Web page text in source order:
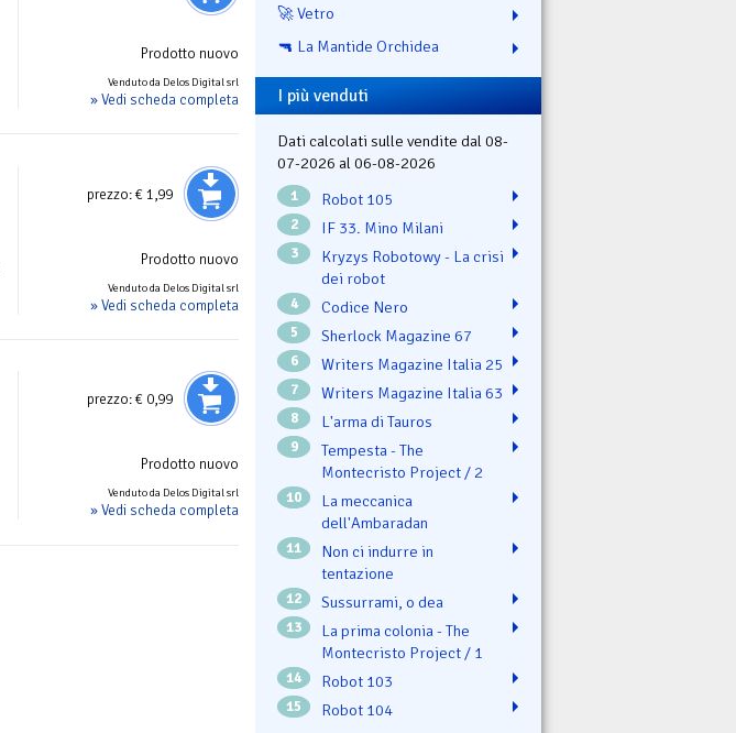
Prodotto nuovo
Venduto da Delos Digital srl
» Vedi scheda completa
prezzo:€ 1,99
Prodotto nuovo
Venduto da Delos Digital srl
» Vedi scheda completa
prezzo:€ 0,99
Prodotto nuovo
Venduto da Delos Digital srl
» Vedi scheda completa
🚀 Vetro
🔫 La Mantide Orchidea
I più venduti
Dati calcolati sulle vendite dal 08-
07-2026 al 06-08-2026
1 Robot 105
2 IF 33. Mino Milani
3
Kryzys Robotowy - La crisi
dei robot
4 Codice Nero
5 Sherlock Magazine 67
6 Writers Magazine Italia 25
7 Writers Magazine Italia 63
8 L'arma di Tauros
9
Tempesta - The
Montecristo Project / 2
10
La meccanica
dell'Ambaradan
11
Non ci indurre in
tentazione
12 Sussurrami, o dea
13
La prima colonia - The
Montecristo Project / 1
14 Robot 103
15 Robot 104